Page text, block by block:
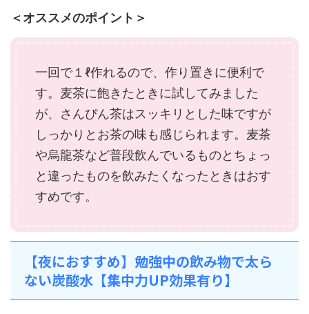
＜オススメのポイント＞
一回で１ℓ作れるので、作り置きに便利で
す。麦茶に飽きたときに試してみました
が、さんぴん茶はスッキリとした味ですが
しっかりとお茶の味も感じられます。麦茶
や烏龍茶など普段飲んでいるものとちょっ
と違ったものを飲みたくなったときはおす
すめです。
【夜におすすめ】勉強中の飲み物で太ら
ない炭酸水【集中力UP効果有り】